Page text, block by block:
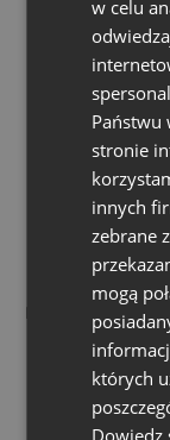
Czerwony
Fioletowy jasny
w celu
Państwu
stronie
innych
zebrane
mogą
których
Dowiedz